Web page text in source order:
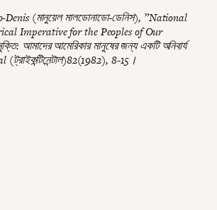
(মানুয়েল মালডোনাডো-ডেনিস), ”National
Imperative for the Peoples of Our
আমাদের আমেরিকার মানুষের জন্য একটি অনিবার্য
8-15।